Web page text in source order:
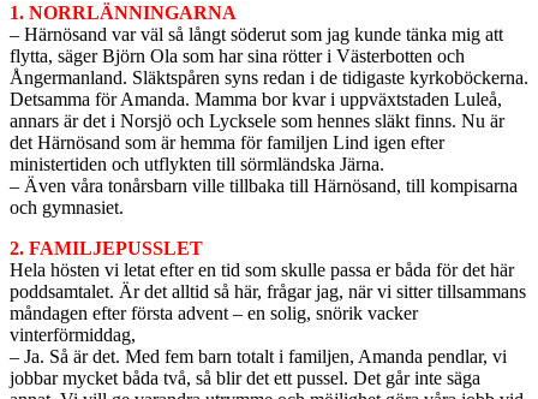
1. NORRLÄNNINGARNA
– Härnösand var väl så långt söderut som jag kunde tänka mig att
flytta, säger Björn Ola som har sina rötter i Västerbotten och
Ångermanland. Släktspåren syns redan i de tidigaste kyrkoböckerna.
Detsamma för Amanda. Mamma bor kvar i uppväxtstaden Luleå,
annars är det i Norsjö och Lycksele som hennes släkt finns. Nu är
det Härnösand som är hemma för familjen Lind igen efter
ministertiden och utflykten till sörmländska Järna.
– Även våra tonårsbarn ville tillbaka till Härnösand, till kompisarna
och gymnasiet.
2. FAMILJEPUSSLET
Hela hösten vi letat efter en tid som skulle passa er båda för det här
poddsamtalet. Är det alltid så här, frågar jag, när vi sitter tillsammans
måndagen efter första advent – en solig, snörik vacker
vinterförmiddag,
– Ja. Så är det. Med fem barn totalt i familjen, Amanda pendlar, vi
jobbar mycket båda två, så blir det ett pussel. Det går inte säga